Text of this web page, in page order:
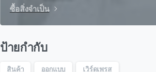
ซื้อสิ่งจำเป็น
ป้ายกำกับ
สินค้า ออกแบบ เวิร์ดเพรส